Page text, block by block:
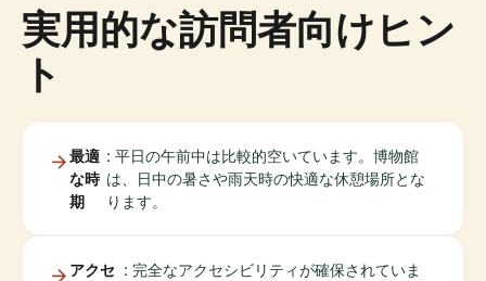
実用的な訪問者向けヒン
ト
最適
な時
期
: 平日の午前中は比較的空いています。博物館
は、日中の暑さや雨天時の快適な休憩場所とな
ります。
アクセ : 完全なアクセシビリティが確保されていま